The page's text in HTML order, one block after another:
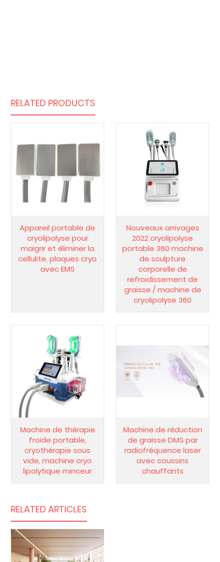
RELATED PRODUCTS
Appareil portable de
cryolipolyse pour
maigrir et éliminer la
cellulite, plaques cryo
avec EMS
Nouveaux arrivages
2022 cryolipolyse
portable 360 machine
de sculpture
corporelle de
refroidissement de
graisse / machine de
cryolipolyse 360
Machine de thérapie
froide portable,
cryothérapie sous
vide, machine cryo
lipolytique minceur
Machine de réduction
de graisse DMS par
radiofréquence laser
avec coussins
chauffants
RELATED ARTICLES